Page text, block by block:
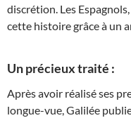
discrétion. Les
cette histoire grâce à un
Un précieux traité :
Après avoir réalisé ses
longue-vue, Galilée